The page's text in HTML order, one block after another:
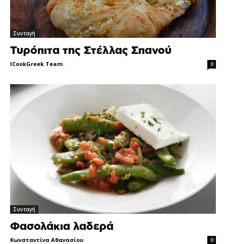
Συνταγή
Τυρόπιτα της Στέλλας Σπανού
ICookGreek Team - 0
Συνταγή
Φασολάκια λαδερά
Κωνσταντίνα Αθανασίου - 0